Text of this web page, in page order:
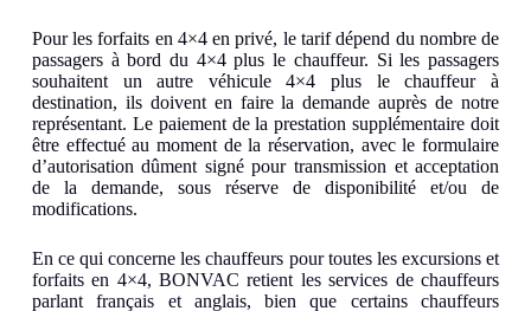
Pour les forfaits en 4×4 en privé, le tarif dépend du nombre de
passagers à bord du 4×4 plus le chauffeur. Si les passagers
souhaitent un autre véhicule 4×4 plus le chauffeur à
destination, ils doivent en faire la demande auprès de notre
représentant. Le paiement de la prestation supplémentaire doit
être effectué au moment de la réservation, avec le formulaire
d’autorisation dûment signé pour transmission et acceptation
de la demande, sous réserve de disponibilité et/ou de
modifications.
En ce qui concerne les chauffeurs pour toutes les excursions et
forfaits en 4×4, BONVAC retient les services de chauffeurs
parlant français et anglais, bien que certains chauffeurs